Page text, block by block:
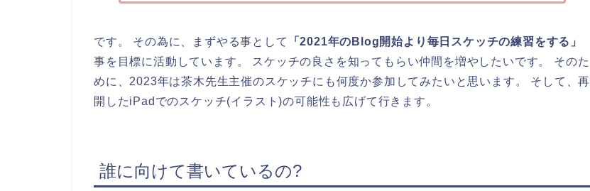
です。 その為に、まずやる事として
「2021年のBlog開始より毎日スケッチの練習をする」
事を目標に活動しています。 スケッチの良さを知ってもらい仲間を増やしたいです。 そのた
めに、2023年は茶木先生主催のスケッチにも何度か参加してみたいと思います。 そして、再
開したiPadでのスケッチ(イラスト)の可能性も広げて行きます。
誰に向けて書いているの?